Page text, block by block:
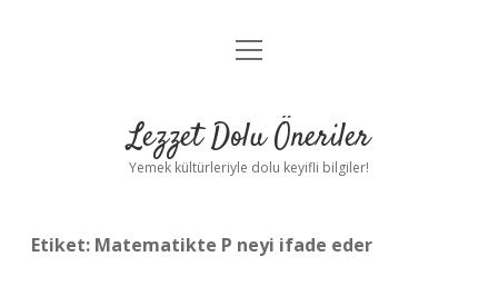
Anasayfa
Yasal Uyarı
menüyü
Lezzet Dolu Öneriler
Yemek kültürleriyle dolu keyifli bilgiler!
Etiket: Matematikte P neyi ifade eder